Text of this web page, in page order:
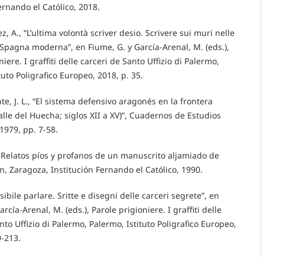
el Católico, 2018.
A., “L’ultima volontà scriver desio. Scrivere sui muri nelle
moderna”, en Fiume, G. y García-Arenal, M. (eds.),
I graffiti delle carceri de Santo Uffizio di Palermo,
Poligrafico Europeo, 2018, p. 35.
J. L., “El sistema defensivo aragonés en la frontera
del Huecha; siglos XII a XV)”, Cuadernos de Estudios
pp. 7-58.
píos y profanos de un manuscrito aljamiado de
Zaragoza, Institución Fernando el Católico, 1990.
parlare. Sritte e disegni delle carceri segrete”, en
Arenal, M. (eds.), Parole prigioniere. I graffiti delle
Uffizio di Palermo, Palermo, Istituto Poligrafico Europeo,
213.